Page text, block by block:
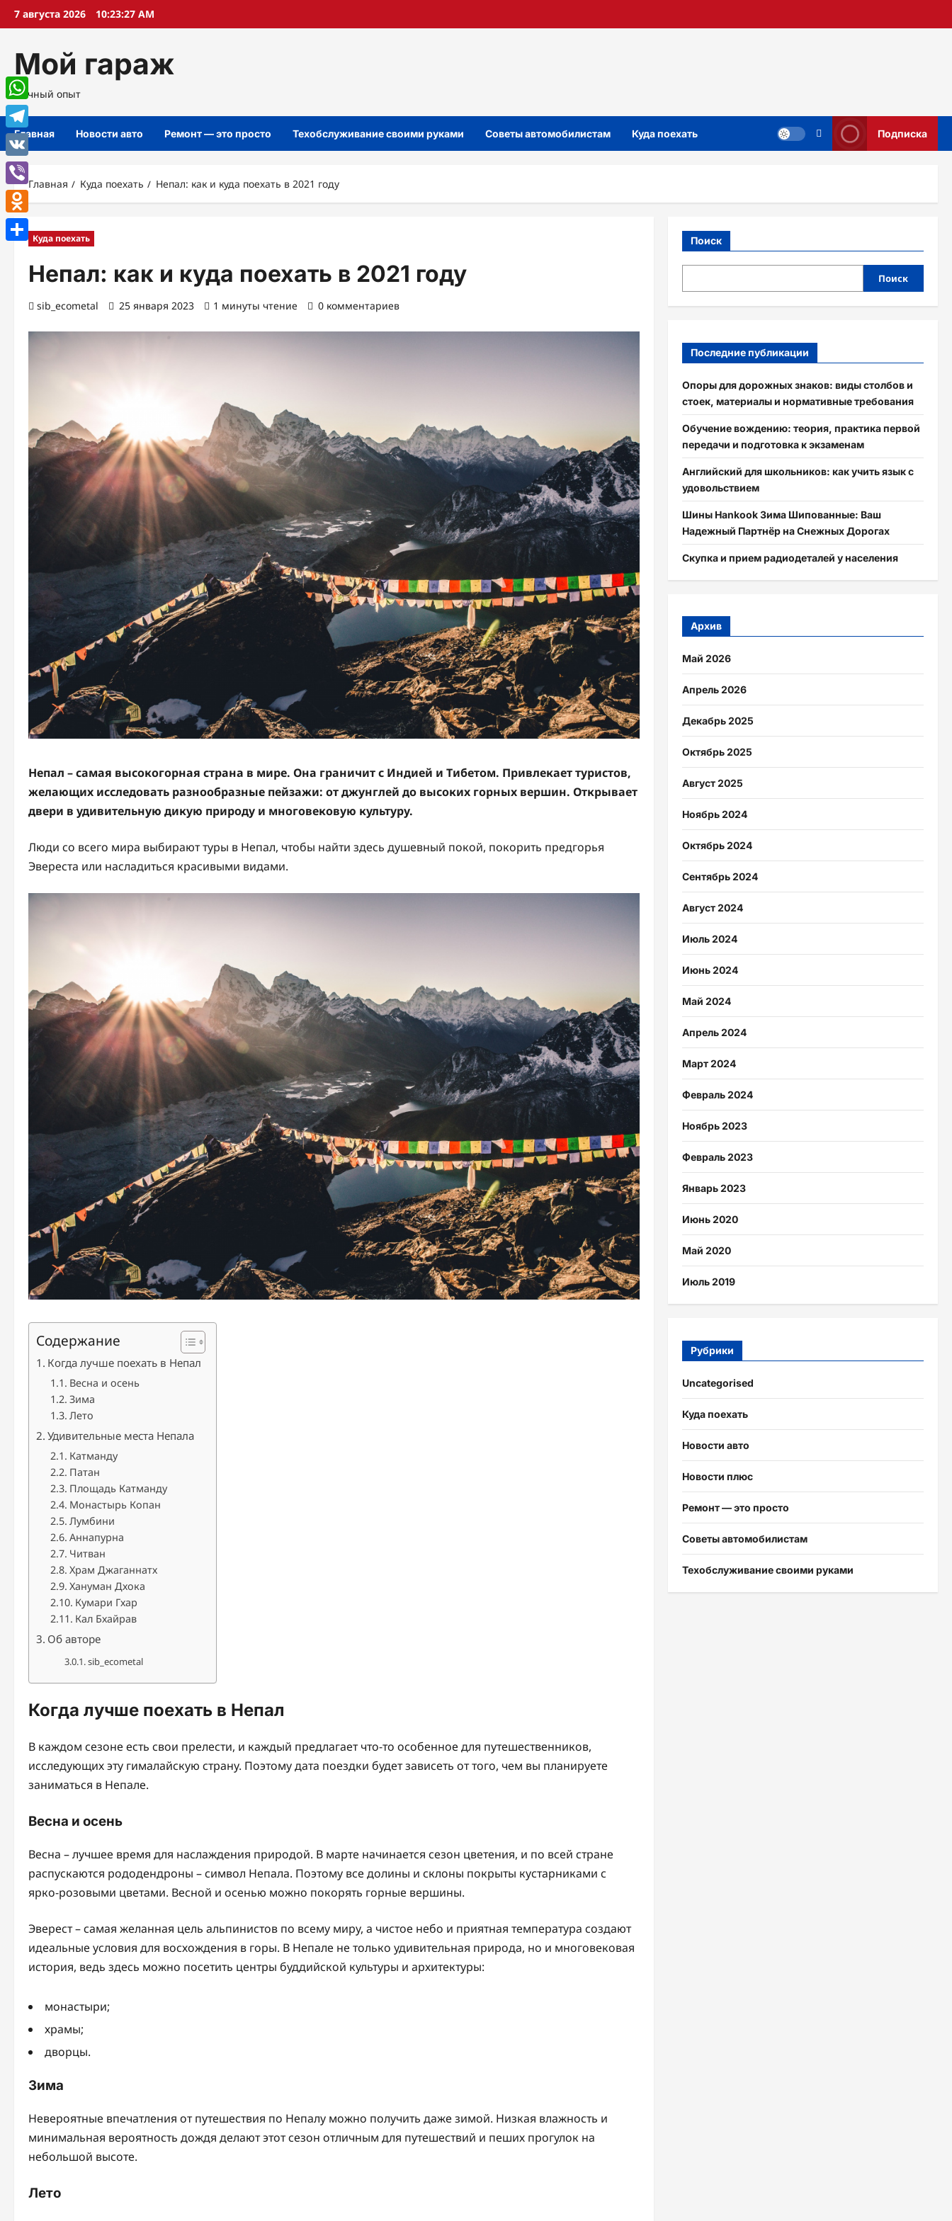
Перейти
7 августа 2026 10:23:28 AM
Мой гараж
Личный опыт
Главная Новости авто Ремонт — это просто Техобслуживание своими руками Советы автомобилистам Куда поехать Подписка
Главная Куда поехать Непал: как и куда поехать в 2021 году
Куда поехать
Непал: как и куда поехать в 2021 году
sib_ecometal 25 января 2023 1 минуты чтение 0 комментариев
Непал – самая высокогорная страна в мире. Она граничит с Индией и Тибетом. Привлекает туристов,
желающих исследовать разнообразные пейзажи: от джунглей до высоких горных вершин. Открывает
двери в удивительную дикую природу и многовековую культуру.
Люди со всего мира выбирают туры в Непал, чтобы найти здесь душевный покой, покорить предгорья
Эвереста или насладиться красивыми видами.
Содержание
Когда лучше поехать в Непал
Весна и осень
Зима
Лето
Удивительные места Непала
Катманду
Патан
Площадь Катманду
Монастырь Копан
Лумбини
Аннапурна
Читван
Храм Джаганнатх
Хануман Дхока
Кумари Гхар
Кал Бхайрав
Об авторе
sib_ecometal
Когда лучше поехать в Непал
В каждом сезоне есть свои прелести, и каждый предлагает что-то особенное для путешественников,
исследующих эту гималайскую страну. Поэтому дата поездки будет зависеть от того, чем вы планируете
заниматься в Непале.
Весна и осень
Весна – лучшее время для наслаждения природой. В марте начинается сезон цветения, и по всей стране
распускаются рододендроны – символ Непала. Поэтому все долины и склоны покрыты кустарниками с
ярко-розовыми цветами. Весной и осенью можно покорять горные вершины.
Эверест – самая желанная цель альпинистов по всему миру, а чистое небо и приятная температура создают
идеальные условия для восхождения в горы. В Непале не только удивительная природа, но и многовековая
история, ведь здесь можно посетить центры буддийской культуры и архитектуры:
монастыри;
храмы;
дворцы.
Зима
Невероятные впечатления от путешествия по Непалу можно получить даже зимой. Низкая влажность и
минимальная вероятность дождя делают этот сезон отличным для путешествий и пеших прогулок на
небольшой высоте.
Лето
Поиск
Поиск
Последние публикации
Опоры для дорожных знаков: виды столбов и
стоек, материалы и нормативные требования
Обучение вождению: теория, практика первой
передачи и подготовка к экзаменам
Английский для школьников: как учить язык с
удовольствием
Шины Hankook Зима Шипованные: Ваш
Надежный Партнёр на Снежных Дорогах
Скупка и прием радиодеталей у населения
Архив
Май 2026
Апрель 2026
Декабрь 2025
Октябрь 2025
Август 2025
Ноябрь 2024
Октябрь 2024
Сентябрь 2024
Август 2024
Июль 2024
Июнь 2024
Май 2024
Апрель 2024
Март 2024
Февраль 2024
Ноябрь 2023
Февраль 2023
Январь 2023
Июнь 2020
Май 2020
Июль 2019
Рубрики
Uncategorised
Куда поехать
Новости авто
Новости плюс
Ремонт — это просто
Советы автомобилистам
Техобслуживание своими руками
WhatsApp
Telegram
VK
Viber
Odnoklassniki